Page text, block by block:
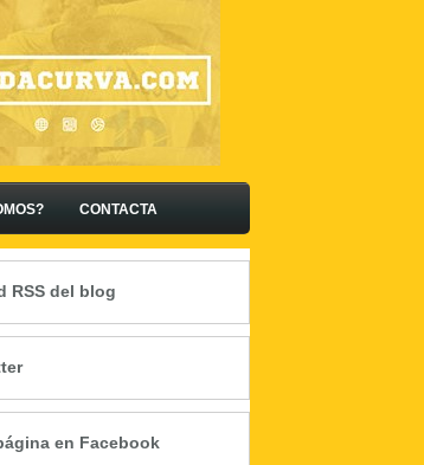
CONTACTA
RSS del blog
en Facebook